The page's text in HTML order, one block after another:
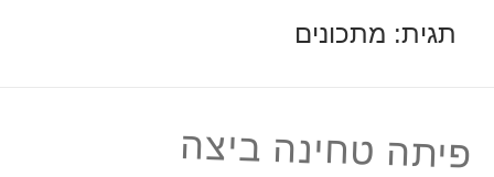
תגית: מתכונים
פיתה טחינה ביצה